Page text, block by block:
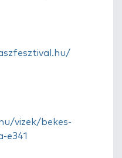
vizek/bekes-
e341